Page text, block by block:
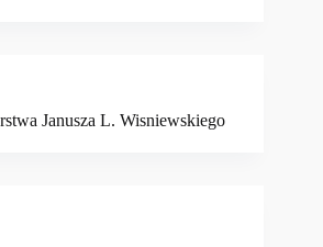
Janusza L. Wisniewskiego